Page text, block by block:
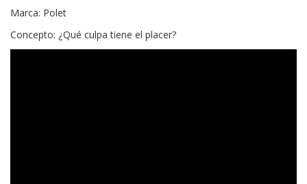
Marca: Polet
Concepto: ¿Qué culpa tiene el placer?